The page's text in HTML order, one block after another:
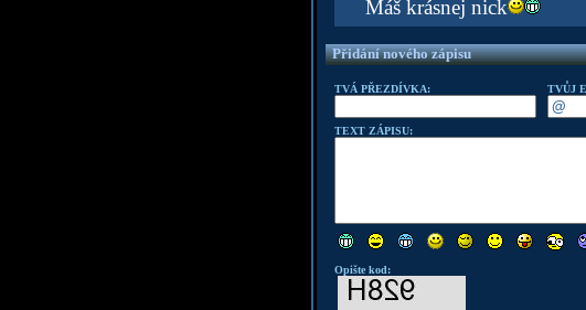
Máš krásnej nick
Přidání nového zápisu
TVÁ PŘEZDÍVKA: TVŮJ
TEXT ZÁPISU:
Opište kod: